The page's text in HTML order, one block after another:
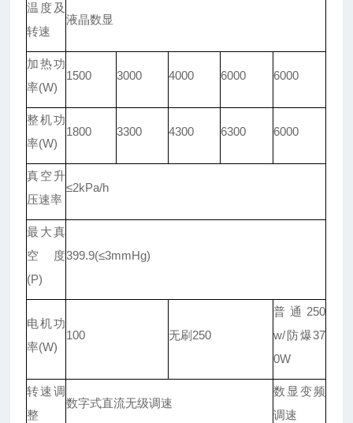
温度及
转速
液晶数显
加热功
率(W)
1500 3000 4000 6000 6000
整机功
率(W)
1800 3300 4300 6300 6000
真空升
压速率
≤2kPa/h
最大真
空度
(P)
399.9(≤3mmHg)
电机功
率(W)
100 无刷250
普通250
w/防爆37
0W
转速调
整
数字式直流无级调速
数显变频
调速